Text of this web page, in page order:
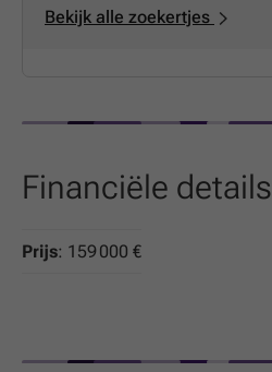
Bekijk alle zoekertjes
Financiële details
Prijs: 159 000 €